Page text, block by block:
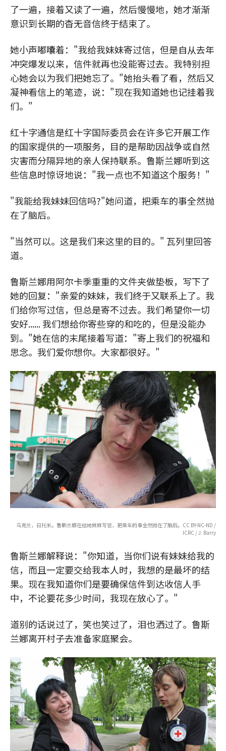
了一遍，接着又读了一遍，然后慢慢地，她才渐渐
意识到长期的杳无音信终于结束了。
她小声嘟囔着："我给我妹妹寄过信，但是自从去年
冲突爆发以来，信件就再也没能寄过去。我特别担
心她会以为我们把她忘了。"她抬头看了看，然后又
凝神看信上的笔迹，说："现在我知道她也记挂着我
们。"
红十字通信是红十字国际委员会在许多它开展工作
的国家提供的一项服务，目的是帮助因战争或自然
灾害而分隔异地的亲人保持联系。鲁斯兰娜听到这
些信息时惊讶地说："我一点也不知道这个服务！"
"我能给我妹妹回信吗?"她问道，把乘车的事全然抛
在了脑后。
"当然可以。这是我们来这里的目的。" 瓦列里回答
道。
鲁斯兰娜用阿尔卡季重重的文件夹做垫板，写下了
她的回复："亲爱的妹妹，我们终于又联系上了。我
们给你写过信，但总是寄不过去。我们希望你一切
安好...... 我们想给你寄些穿的和吃的，但是没能办
到。"她在信的末尾接着写道："寄上我们的祝福和
思念。我们爱你想你。大家都很好。"
乌克兰，日托米。鲁斯兰娜在给她妹妹写信，把乘车的事全然抛在了脑后。CC BY-NC-ND /
ICRC / J. Barry
鲁斯兰娜解释说："你知道，当你们说有妹妹给我的
信，而且一定要交给我本人时，我想的是最坏的结
果。现在我知道你们是要确保信件到达收信人手
中，不论要花多少时间，我现在放心了。"
道别的话说过了，笑也笑过了，泪也洒过了。鲁斯
兰娜离开村子去准备家庭聚会。